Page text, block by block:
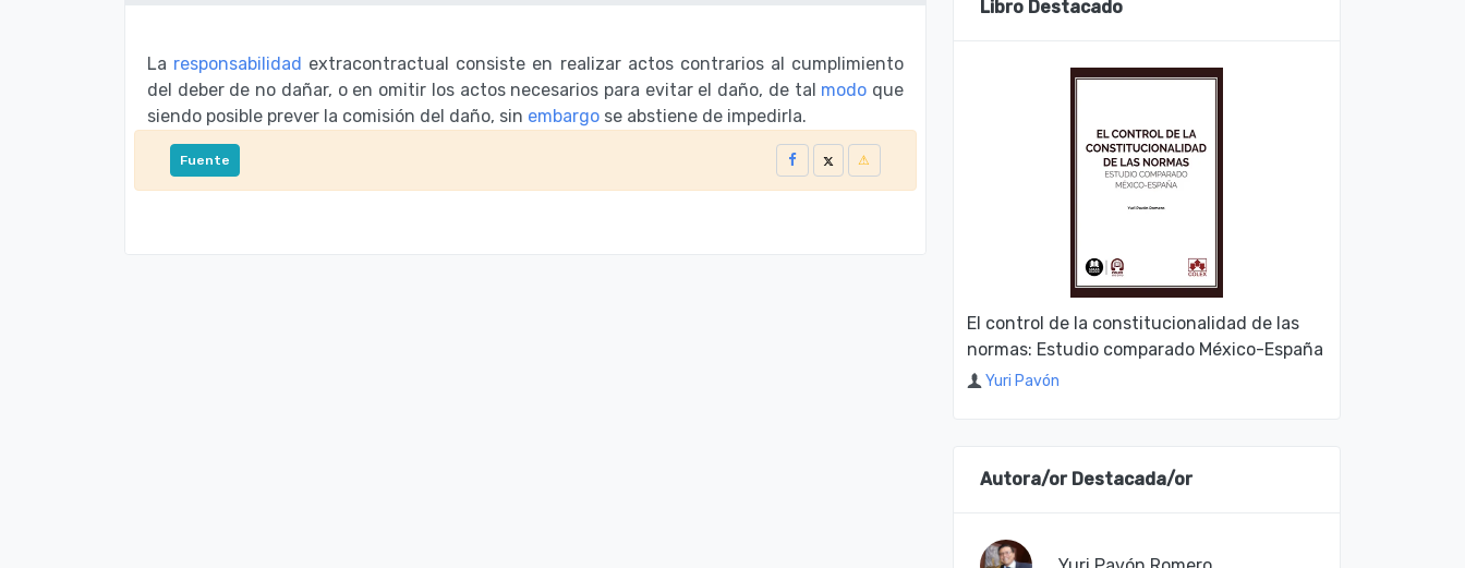
La responsabilidad extracontractual consiste en realizar actos contrarios al cumplimiento
del deber de no dañar, o en omitir los actos necesarios para evitar el daño, de tal modo que
siendo posible prever la comisión del daño, sin embargo se abstiene de impedirla.
Fuente
Libro Destacado
El control de la constitucionalidad de las
normas: Estudio comparado México-España
Yuri Pavón
Autora/or Destacada/or